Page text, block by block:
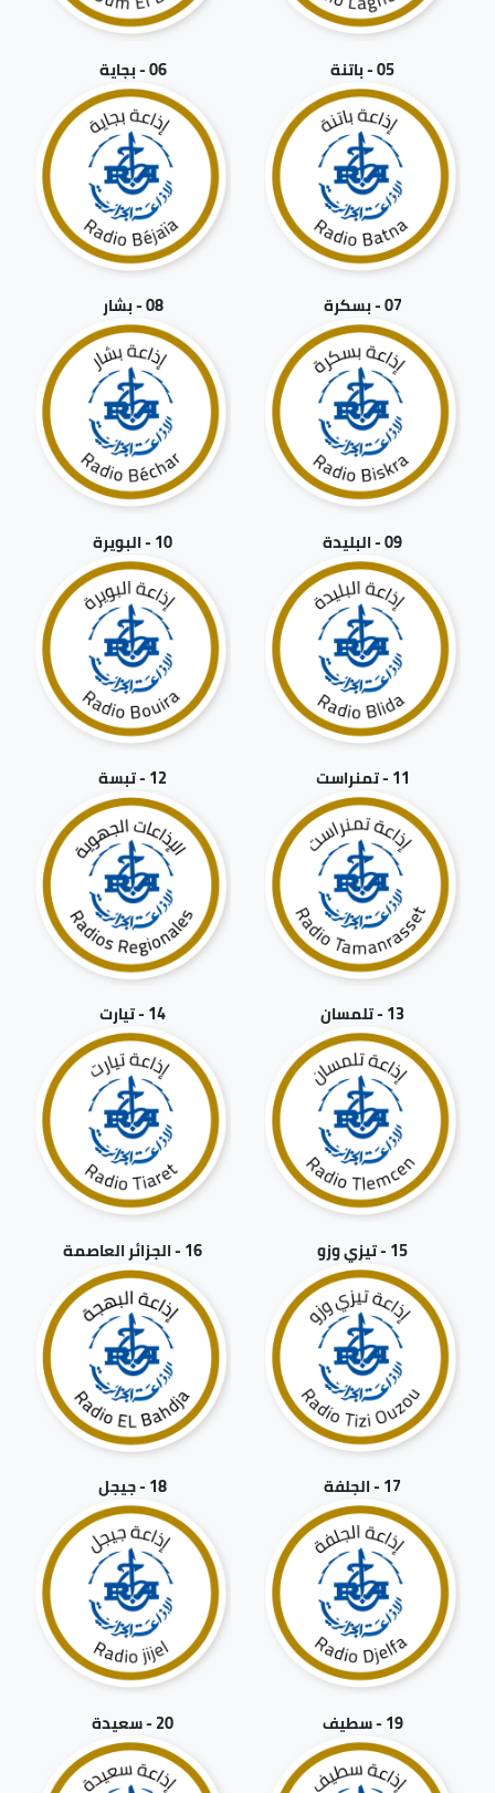
05 - باتنة 06 - بجاية
07 - بسكرة 08 - بشار
09 - البليدة 10 - البويرة
11 - تمنراست 12 - تبسة
13 - تلمسان 14 - تيارت
15 - تيزي وزو 16 - الجزائر العاصمة
17 - الجلفة 18 - جيجل
19 - سطيف 20 - سعيدة